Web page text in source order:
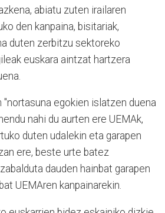
abiatu zuten irailaren
den kanpaina, bisitariak,
duten zerbitzu sektoreko
euskara aintzat hartzera
"nortasuna egokien islatzen duena
nahi du aurten ere UEMAk,
duten udalekin eta garapen
ere, beste urte batez
dauden hainbat garapen
UEMAren kanpainarekin.